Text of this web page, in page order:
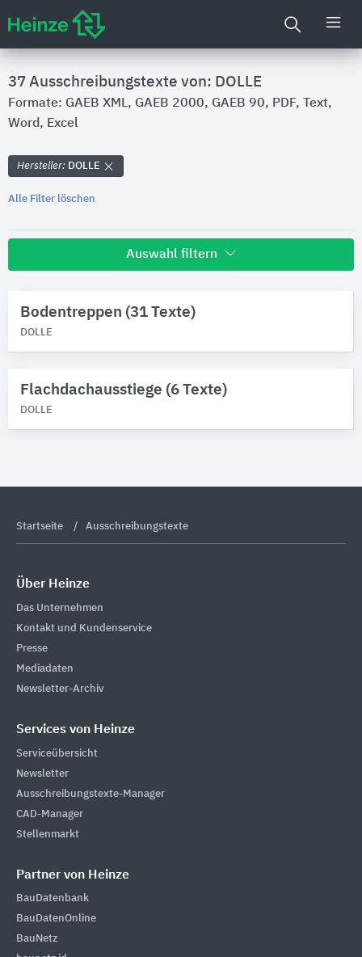
37 Ausschreibungstexte von: DOLLE
Formate: GAEB XML, GAEB 2000, GAEB 90, PDF, Text,
Word, Excel
Hersteller: DOLLE
Alle Filter löschen
Auswahl filtern
DOLLE
Marken
Produktkategorie
Bodentreppen (31 Texte)
DOLLE
Flachdachausstiege (6 Texte)
DOLLE
Startseite Ausschreibungstexte
Über Heinze
Das Unternehmen
Kontakt und Kundenservice
Presse
Mediadaten
Newsletter-Archiv
Services von Heinze
Serviceübersicht
Newsletter
Ausschreibungstexte-Manager
CAD-Manager
Stellenmarkt
Partner von Heinze
BauDatenbank
BauDatenOnline
BauNetz